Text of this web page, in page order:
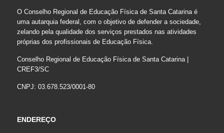
O Conselho Regional de Educação Física de Santa Catarina é
uma autarquia federal, com o objetivo de defender a sociedade,
zelando pela qualidade dos serviços prestados nas atividades
próprias dos profissionais de Educação Física.
Conselho Regional de Educação Física de Santa Catarina |
CREF3/SC
CNPJ: 03.678.523/0001-80
ENDEREÇO